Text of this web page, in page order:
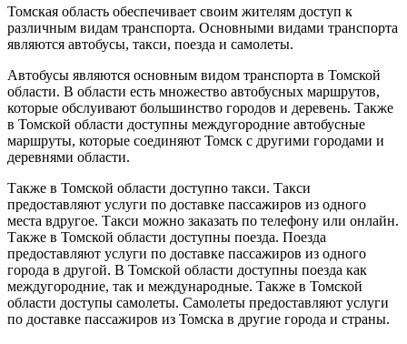
Томская область обеспечивает своим жителям доступ к
различным видам транспорта. Основными видами транспорта
являются автобусы, такси, поезда и самолеты.
Автобусы являются основным видом транспорта в Томской
области. В области есть множество автобусных маршрутов,
которые обслуивают большинство городов и деревень. Также
в Томской области доступны междугородние автобусные
маршруты, которые соединяют Томск с другими городами и
деревнями области.
Также в Томской области доступно такси. Такси
предоставляют услуги по доставке пассажиров из одного
места вдругое. Такси можно заказать по телефону или онлайн.
Также в Томской области доступны поезда. Поезда
предоставляют услуги по доставке пассажиров из одного
города в другой. В Томской области доступны поезда как
междугородние, так и международные. Также в Томской
области доступы самолеты. Самолеты предоставляют услуги
по доставке пассажиров из Томска в другие города и страны.